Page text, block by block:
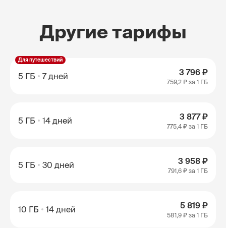
Другие тарифы
Для путешествий
5 ГБ 7 дней 3 796 ₽
759,2 ₽ за 1 ГБ
5 ГБ 14 дней 3 877 ₽
775,4 ₽ за 1 ГБ
5 ГБ 30 дней 3 958 ₽
791,6 ₽ за 1 ГБ
10 ГБ 14 дней 5 819 ₽
581,9 ₽ за 1 ГБ